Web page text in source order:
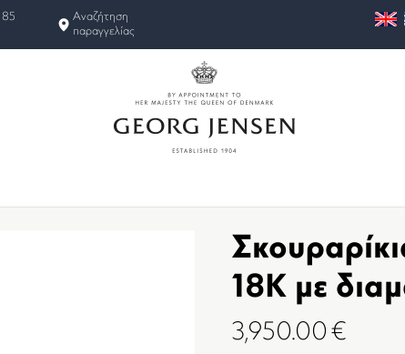
85
Αναζήτηση
παραγγελίας
18K με
3,950.00 €